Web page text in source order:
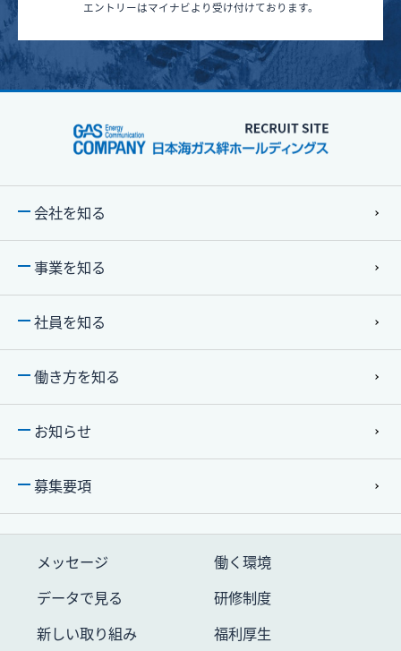
エントリーはマイナビより受け付けております。
会社を知る
事業を知る
社員を知る
働き⽅を知る
お知らせ
募集要項
メッセージ
働く環境
データで⾒る
研修制度
新しい取り組み
福利厚生